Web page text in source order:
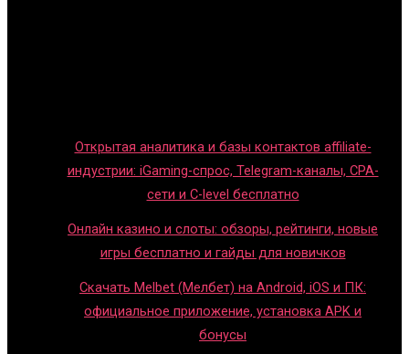
Открытая аналитика и базы контактов affiliate-
индустрии: iGaming-спрос, Telegram-каналы, CPA-
сети и C-level бесплатно
Онлайн казино и слоты: обзоры, рейтинги, новые
игры бесплатно и гайды для новичков
Скачать Melbet (Мелбет) на Android, iOS и ПК:
официальное приложение, установка APK и
бонусы